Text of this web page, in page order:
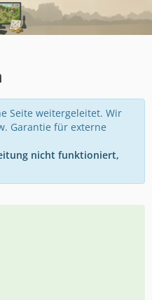
Seite weitergeleitet. Wir
Garantie für externe
nicht funktioniert,